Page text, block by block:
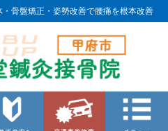
・骨盤矯正・姿勢改善で腰痛を根本改善